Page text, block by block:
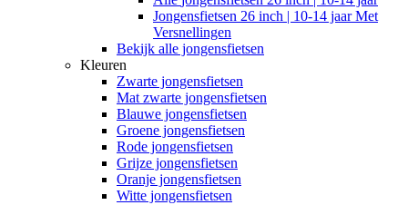
Jongensfietsen 26 inch | 10-14 jaar Met
Versnellingen
Bekijk alle jongensfietsen
Kleuren
Zwarte jongensfietsen
Mat zwarte jongensfietsen
Blauwe jongensfietsen
Groene jongensfietsen
Rode jongensfietsen
Grijze jongensfietsen
Oranje jongensfietsen
Witte jongensfietsen